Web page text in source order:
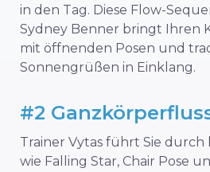
in den Tag. Diese Flow-
Sydney Benner bringt Ihren
mit öffnenden Posen und
Sonnengrüßen in Einklang.
#2
Trainer Vytas führt Sie durch
wie Falling Star, Chair Pose